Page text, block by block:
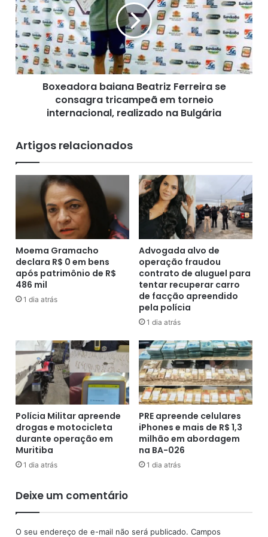
Fonte: BNews, (24/10/2020)
d
o
i
s
c
a
e
s
e
s
r
o
u
b
s
m
E
n
c
r
u
z
i
a
d
e
a
d
o
r
a
a
B
e
z
F
e
r
r
e
s
c
o
n
s
a
g
r
a
i
c
a
Boxeadora baiana Beatriz Ferreira se
consagra tricampeã em torneio
internacional, realizado na Bulgária
Artigos relacionados
Moema Gramacho
declara R$ 0 em bens
após patrimônio de R$
486 mil
1 dia atrás
Advogada alvo de
operação fraudou
contrato de aluguel para
tentar recuperar carro
de facção apreendido
pela polícia
1 dia atrás
Polícia Militar apreende
drogas e motocicleta
durante operação em
Muritiba
1 dia atrás
PRE apreende celulares
iPhones e mais de R$ 1,3
milhão em abordagem
na BA-026
1 dia atrás
Deixe um comentário
O seu endereço de e-mail não será publicado. Campos